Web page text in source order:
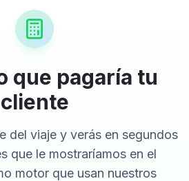
que pagaría tu
cliente
del viaje y verás en segundos
que le mostraríamos en el
motor que usan nuestros